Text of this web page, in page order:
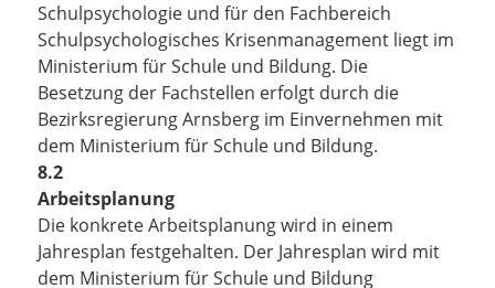
Schulpsychologie und für den Fachbereich
Schulpsychologisches Krisenmanagement liegt im
Ministerium für Schule und Bildung. Die
Besetzung der Fachstellen erfolgt durch die
Bezirksregierung Arnsberg im Einvernehmen mit
dem Ministerium für Schule und Bildung.
8.2
Arbeitsplanung
Die konkrete Arbeitsplanung wird in einem
Jahresplan festgehalten. Der Jahresplan wird mit
dem Ministerium für Schule und Bildung